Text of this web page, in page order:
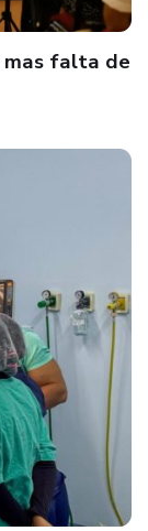
mas falta de